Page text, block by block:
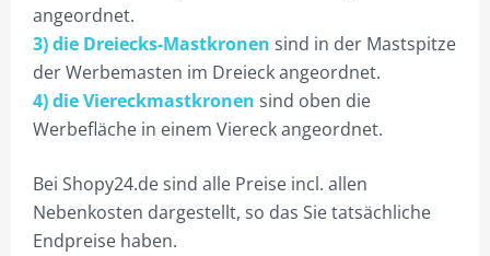
PYLONE B125CM
PYLONE B150CM
PYLONE B200CM
PYLONE B300CM
PYLONE B100CM BELEUCHTET
angeordnet.
3) die Dreiecks-Mastkronen sind in der Mastspitze
der Werbemasten im Dreieck angeordnet.
4) die Viereckmastkronen sind oben die
Werbefläche in einem Viereck angeordnet.
Bei Shopy24.de sind alle Preise incl. allen
Nebenkosten dargestellt, so das Sie tatsächliche
Endpreise haben.